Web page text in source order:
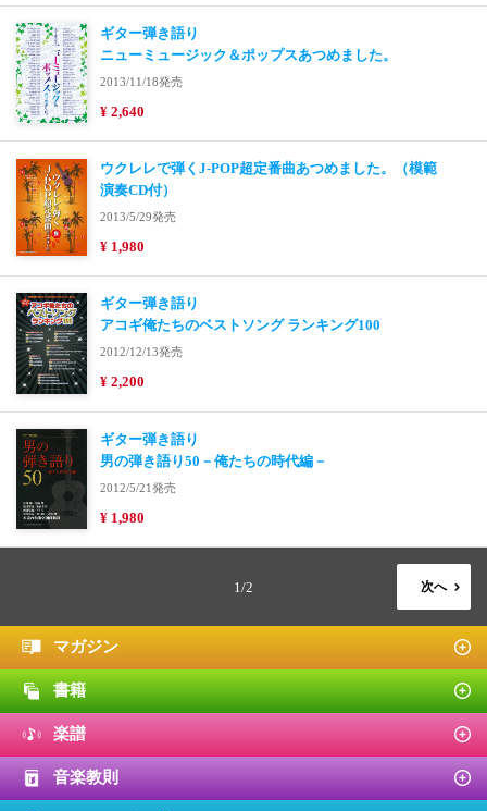
ギター弾き語り
ニューミュージック＆ポップスあつめました。
2013/11/18発売
¥ 2,640
ウクレレで弾くJ-POP超定番曲あつめました。（模範
演奏CD付）
2013/5/29発売
¥ 1,980
ギター弾き語り
アコギ俺たちのベストソング ランキング100
2012/12/13発売
¥ 2,200
ギター弾き語り
男の弾き語り50－俺たちの時代編－
2012/5/21発売
¥ 1,980
1/2 次へ
マガジン
書籍
楽譜
音楽教則